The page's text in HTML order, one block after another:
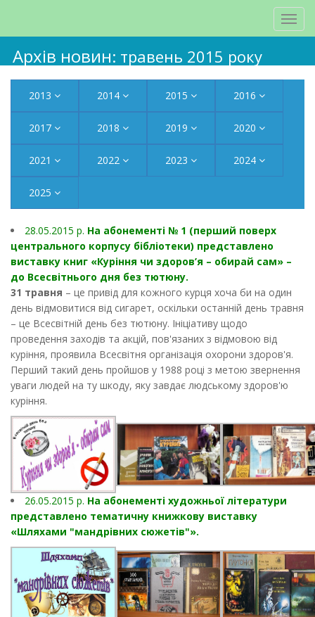
Архів новин: травень 2015 року
2013 2014 2015 2016
2017 2018 2019 2020
2021 2022 2023 2024
2025
28.05.2015 р. На абонементі № 1 (перший поверх
центрального корпусу бібліотеки) представлено
виставку книг «Куріння чи здоров’я – обирай сам» –
до Всесвітнього дня без тютюну.
31 травня – це привід для кожного курця хоча би на один
день відмовитися від сигарет, оскільки останній день травня
– це Всесвітній день без тютюну. Ініціативу щодо
проведення заходів та акцій, пов'язаних з відмовою від
куріння, проявила Всесвітня організація охорони здоров'я.
Перший такий день пройшов у 1988 році з метою звернення
уваги людей на ту шкоду, яку завдає людському здоров'ю
куріння.
26.05.2015 р. На абонементі художньої літератури
представлено тематичну книжкову виставку
«Шляхами "мандрівних сюжетів"».